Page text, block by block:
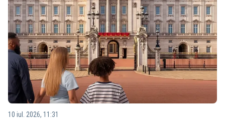
10 iul. 2026, 11:31